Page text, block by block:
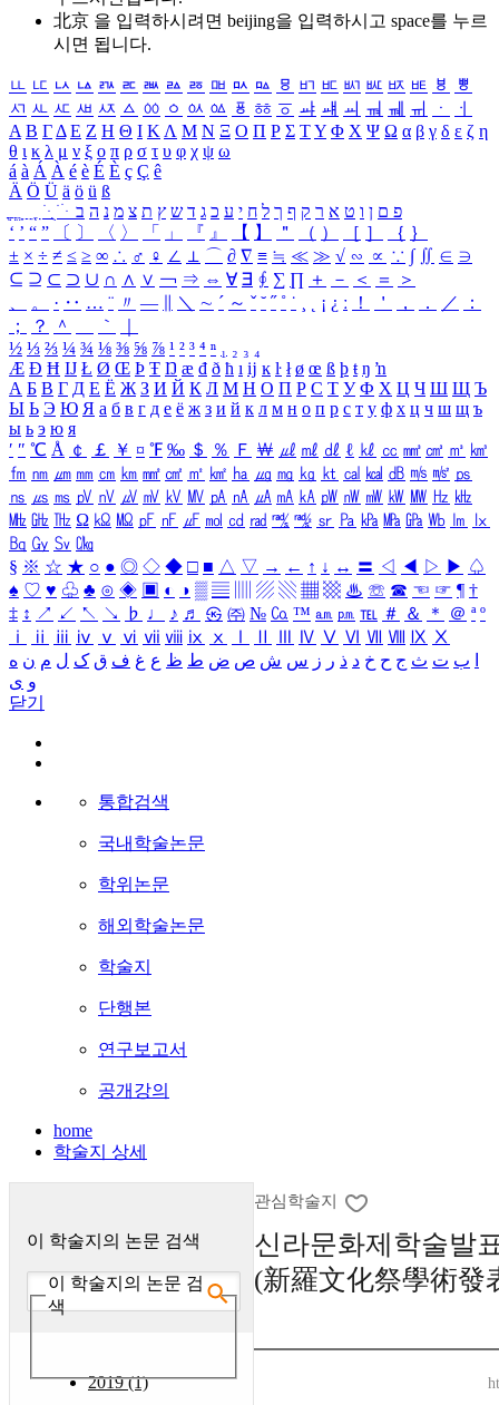
北京 을 입력하시려면 beijing을 입력하시고 space를 누르
시면 됩니다.
ㅥ ㅦ ㅧ ㅨ ㅩ ㅪ ㅫ ㅬ ㅭ ㅮ ㅯ ㅰ ㅱ ㅲ ㅳ ㅴ ㅵ ㅶ ㅷ ㅸ
ㅹ
ㅺ ㅻ ㅼ ㅽ ㅾ ㅿ ㆀ ㆁ ㆂ ㆃ ㆄ ㆅ ㆆ ㆇ ㆈ ㆉ ㆊ ㆋ ㆌ ㆍ
ㆎ
Α Β ΓΔ Ε Ζ Η Θ Ι ΚΛ Μ Ν Ξ Ο Π Ρ Σ ΤΥ Φ Χ Ψ Ω α β γ δ ε ζ η
θ ι κ λ μ ν ξ ο π ρ σ τ υ φ χ ψ ω
á à Á À é è É È ç Ç ê
Ä Ö Ü ä ö ü ß
ִֶֹ ֻּ ׁׂ פ ם ן ו ט א ר ק ף ך ל ח י ע כ ג ד ש ץ ת צ מ נ ה ב
‘ ’ “ ” 〔 〕 〈 〉 「 」 『 』 【 】 ＂ （ ） ［ ］ ｛ ｝
± × ÷ ≠ ≤ ≥ ∞ ∴ ♂ ♀ ∠ ⊥ ⌒ ∂ ∇ ≡ ≒ ≪ ≫ √ ∽ ∝ ∵ ∫ ∬ ∈ ∋
⊆ ⊇ ⊂ ⊃ ∪ ∩ ∧ ∨ ￢ ⇒ ⇔ ∀ ∃ ∮ ∑ ∏ ＋ － ＜ ＝
＞
、
。 · ‥ … ¨ 〃 ― ＼ ∼ ´ ～ ˇ ˘ ˝ ˚ ˙ ¸ ¡ ¿ ː ！ ＇ ， ． ／
：
；
？ ＾ ｀
½ ⅓ ⅔ ¼ ¾ ⅛ ⅜ ⅝ ⅞ ¹ ² ³ ⁴ ⁿ ₁ ₂ ₃ ₄
Æ Ð Ħ Ĳ Ł Ø Œ Þ Ŧ Ŋ æ đ ð ħ ı ĳ ĸ ŀ ł ø œ ß þ ŧ ŋ ŉ
А Б В Г Д Е Ё Ж З И Й К Л М Н О П Р С Т У Ф Х Ц Ч Ш Щ Ъ
Ы Ь Э Ю Я а б в г д е ё ж з и й к л м н о п р с т у ф х ц ч ш щ ъ
ы ь э ю я
′ ″ ℃ Å ￠ ￡ ￥ ¤ ℉ ‰ ＄ ％ Ｆ ￦ ㎕ ㎖ ㎗ ℓ ㎘ ㏄ ㎣ ㎤ ㎥ ㎦
㎙ ㎚ ㎛ ㎜ ㎝ ㎞ ㎟ ㎠ ㎡ ㎢ ㏊ ㎍ ㎎ ㎏ ㏏ ㎈ ㎉ ㏈ ㎧ ㎨ ㎰
㎱ ㎲ ㎳ ㎴ ㎵ ㎶ ㎷ ㎸ ㎹ ㎀ ㎁ ㎂ ㎃ ㎄ ㎺ ㎻ ㎽ ㎾ ㎿ ㎐ ㎑
㎒ ㎓ ㎔ Ω ㏀ ㏁ ㎊ ㎋ ㎌ ㏖ ㏅ ㎭ ㎮ ㎯ ㏛ ㎩ ㎪ ㎫ ㎬ ㏝ ㏐
㏓
㏃ ㏉ ㏜ ㏆
§ ※ ☆ ★ ○ ● ◎ ◇ ◆ □ ■ △ ▽ → ← ↑ ↓ ↔ 〓 ◁ ◀ ▷ ▶ ♤
♠ ♡ ♥ ♧ ♣ ⊙ ◈ ▣ ◐ ◑ ▒ ▤ ▨ ▧ ▦ ▩ ♨ ☏ ☎ ☜ ☞ ¶ †
‡ ↕ ↗ ↙ ↖ ↘ ♭ ♩ ♪ ♬ ㉿ ㈜ № ㏇ ™ ㏂ ㏘ ℡ ＃ ＆ ＊ ＠ ª º
ⅰ
ⅱ ⅲ ⅳ ⅴ ⅵ ⅶ ⅷ ⅸ ⅹ Ⅳ Ⅴ Ⅵ Ⅶ Ⅷ Ⅸ Ⅹ
ب ت ث ج ح خ د ذ ر ز س ش ص ض ط ظ ع غ ف ق ک ل م ن ه
و ی
닫기
통합검색
국내학술논문
학위논문
해외학술논문
학술지
단행본
연구보고서
공개강의
home
학술지 상세
이 학술지의 논문 검색
이 학술지의 논문 검
색
2019 (1)
관심학술지
신라문화제학술발
(新羅文化祭學術發